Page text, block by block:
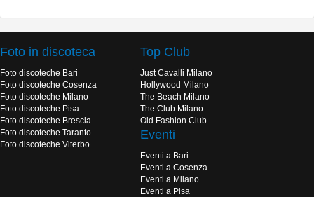
Foto in discoteca
Foto discoteche Bari
Foto discoteche Cosenza
Foto discoteche Milano
Foto discoteche Pisa
Foto discoteche Brescia
Foto discoteche Taranto
Foto discoteche Viterbo
Top Club
Just Cavalli Milano
Hollywood Milano
The Beach Milano
The Club Milano
Old Fashion Club
Eventi
Eventi a Bari
Eventi a Cosenza
Eventi a Milano
Eventi a Pisa